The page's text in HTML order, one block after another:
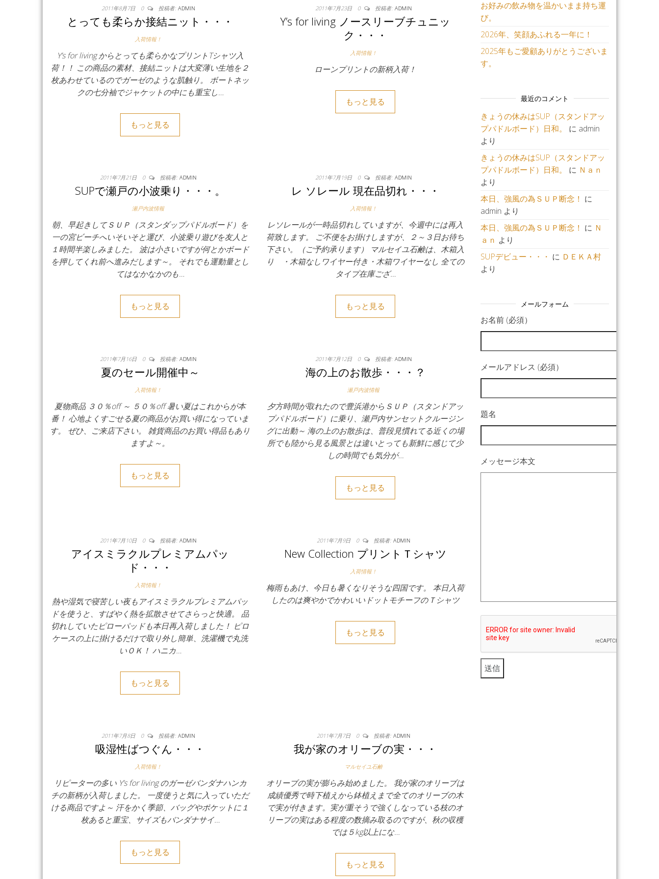
2011年8月7日 0 投稿者: ADMIN
とっても柔らか接結ニット・・・
入荷情報！
Y’s for living からとっても柔らかなプリントTシャツ入
荷！！ この商品の素材、接結ニットは大変薄い生地を２
枚あわせているのでガーゼのような肌触り。 ボートネッ
クの七分袖でジャケットの中にも重宝し…
もっと見る
2011年7月23日 0 投稿者: ADMIN
Y’s for living ノースリーブチュニッ
ク・・・
入荷情報！
ローンプリントの新柄入荷！
もっと見る
2011年7月21日 0 投稿者: ADMIN
SUPで瀬戸の小波乗り・・・。
瀬戸内波情報
朝、早起きしてＳＵＰ（スタンダップパドルボード）を
一の宮ビーチへいそいそと運び、小波乗り遊びを友人と
１時間半楽しみました。 波は小さいですが何とかボード
を押してくれ前へ進みだします～。 それでも運動量とし
てはなかなかのも…
もっと見る
2011年7月19日 0 投稿者: ADMIN
レ ソレール 現在品切れ・・・
入荷情報！
レソレールが一時品切れしていますが、今週中には再入
荷致します。 ご不便をお掛けしますが、２～３日お待ち
下さい。（ご予約承ります） マルセイユ石鹸は、木箱入
り ・木箱なしワイヤー付き・木箱ワイヤーなし 全ての
タイプ在庫ござ…
もっと見る
2011年7月16日 0 投稿者: ADMIN
夏のセール開催中～
入荷情報！
夏物商品 ３０％off ～ ５０％off 暑い夏はこれからが本
番！ 心地よくすごせる夏の商品がお買い得になっていま
す。 ぜひ、ご来店下さい。 雑貨商品のお買い得品もあり
ますよ～。
もっと見る
2011年7月12日 0 投稿者: ADMIN
海の上のお散歩・・・？
瀬戸内波情報
夕方時間が取れたので豊浜港からＳＵＰ（スタンドアッ
プパドルボード）に乗り、瀬戸内サンセットクルージン
グに出動～ 海の上のお散歩は、普段見慣れてる近くの場
所でも陸から見る風景とは違いとっても新鮮に感じて少
しの時間でも気分が…
もっと見る
2011年7月10日 0 投稿者: ADMIN
アイスミラクルプレミアムパッ
ド・・・
入荷情報！
熱や湿気で寝苦しい夜もアイスミラクルプレミアムパッ
ドを使うと、すばやく熱を拡散させてさらっと快適。 品
切れしていたピローパッドも本日再入荷しました！ ピロ
ケースの上に掛けるだけで取り外し簡単、洗濯機で丸洗
いＯＫ！ ハニカ…
もっと見る
2011年7月9日 0 投稿者: ADMIN
New Collection プリントＴシャツ
入荷情報！
梅雨もあけ、今日も暑くなりそうな四国です。 本日入荷
したのは爽やかでかわいいドットモチーフのＴシャツ
もっと見る
2011年7月8日 0 投稿者: ADMIN
吸湿性ばつぐん・・・
入荷情報！
リピーターの多い Y’s for living のガーゼバンダナハンカ
チの新柄が入荷しました。 一度使うと気に入っていただ
ける商品ですよ～ 汗をかく季節、バッグやポケットに１
枚あると重宝、サイズもバンダナサイ…
もっと見る
2011年7月7日 0 投稿者: ADMIN
我が家のオリーブの実・・・
マルセイユ石鹸
オリーブの実が膨らみ始めました。 我が家のオリーブは
成績優秀で時下植えから鉢植えまで全てのオリーブの木
で実が付きます。実が重そうで強くしなっている枝のオ
リーブの実はある程度の数摘み取るのですが、秋の収穫
では５kg以上にな…
もっと見る
お好みの飲み物を温かいまま持ち運
び。
2026年、笑顔あふれる一年に！
2025年もご愛顧ありがとうございま
す。
最近のコメント
きょうの休みはSUP（スタンドアッ
プパドルボード）日和。
に admin
より
きょうの休みはSUP（スタンドアッ
プパドルボード）日和。
に Ｎａｎ
より
本日、強風の為ＳＵＰ断念！ に
admin より
本日、強風の為ＳＵＰ断念！ に Ｎ
ａｎ より
SUPデビュー・・・ に ＤＥＫＡ村
より
メールフォーム
お名前 (必須）
メールアドレス (必須）
題名
メッセージ本文